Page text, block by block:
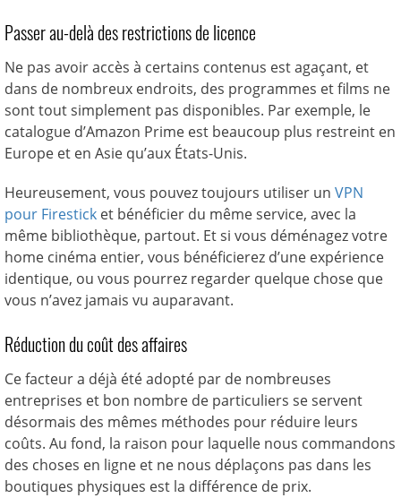
Passer au-delà des restrictions de licence
Ne pas avoir accès à certains contenus est agaçant, et
dans de nombreux endroits, des programmes et films ne
sont tout simplement pas disponibles. Par exemple, le
catalogue d’Amazon Prime est beaucoup plus restreint en
Europe et en Asie qu’aux États-Unis.
Heureusement, vous pouvez toujours utiliser un VPN
pour Firestick et bénéficier du même service, avec la
même bibliothèque, partout. Et si vous déménagez votre
home cinéma entier, vous bénéficierez d’une expérience
identique, ou vous pourrez regarder quelque chose que
vous n’avez jamais vu auparavant.
Réduction du coût des affaires
Ce facteur a déjà été adopté par de nombreuses
entreprises et bon nombre de particuliers se servent
désormais des mêmes méthodes pour réduire leurs
coûts. Au fond, la raison pour laquelle nous commandons
des choses en ligne et ne nous déplaçons pas dans les
boutiques physiques est la différence de prix.